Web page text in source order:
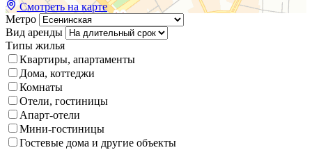
Смотреть на карте
Метро
Вид аренды
Типы жилья
Квартиры, апартаменты
Дома, коттеджи
Комнаты
Отели, гостиницы
Апарт-отели
Мини-гостиницы
Гостевые дома и другие объекты